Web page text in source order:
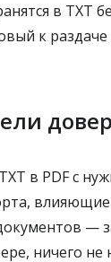
в TXT
к раздаче
в PDF с
—
ничего не